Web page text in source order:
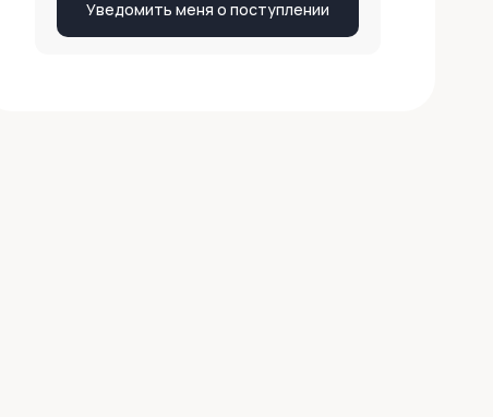
Уведомить меня о поступлении